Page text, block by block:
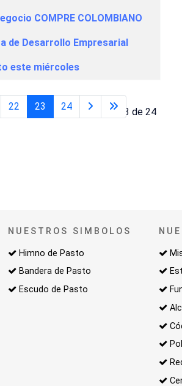
COMPRE COLOMBIANO
de Desarrollo Empresarial
este miércoles
Página 23 de 24
22 23 24
NUESTROS SIMBOLOS
Himno de Pasto
Bandera de Pasto
Escudo de Pasto